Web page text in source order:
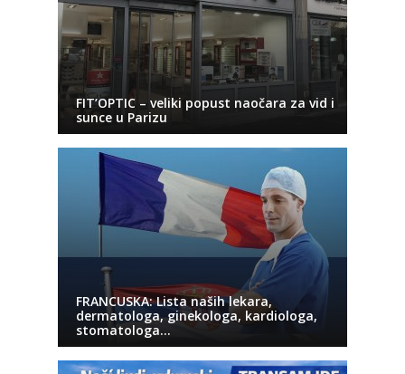
FIT’OPTIC – veliki popust naočara za vid i
sunce u Parizu
FRANCUSKA: Lista naših lekara,
dermatologa, ginekologa, kardiologa,
stomatologa…